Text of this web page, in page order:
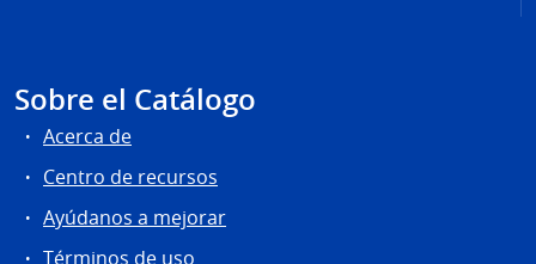
Sobre el Catálogo
Acerca de
Centro de recursos
Ayúdanos a mejorar
Términos de uso